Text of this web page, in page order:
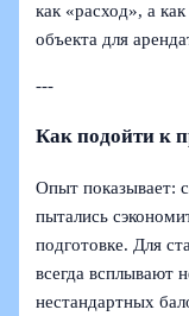
как «расход», а
объекта для
---
Как подойти к
Опыт показывает:
пытались
подготовке. Для
всегда
нестандартных